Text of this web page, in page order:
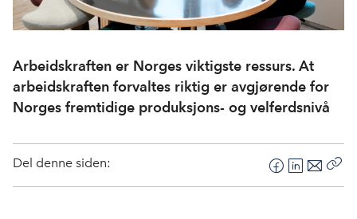
Arbeidskraften er Norges viktigste ressurs. At
arbeidskraften forvaltes riktig er avgjørende for
Norges fremtidige produksjons- og velferdsnivå
Del denne siden:
F
a
L
i
E
-